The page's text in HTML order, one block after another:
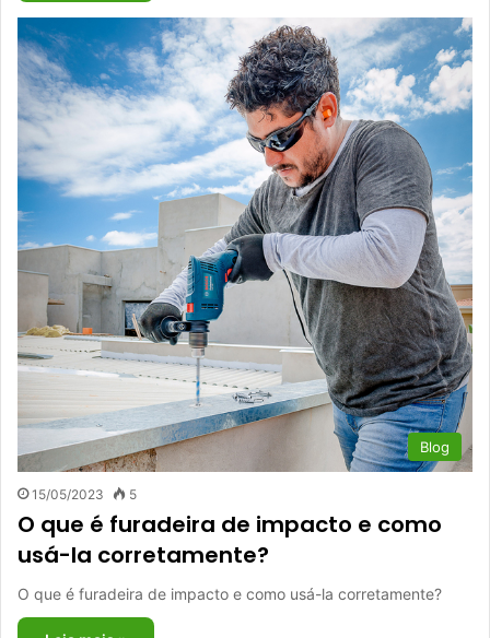
Blog
15/05/2023 5
O que é furadeira de impacto e como
usá-la corretamente?
O que é furadeira de impacto e como usá-la corretamente?